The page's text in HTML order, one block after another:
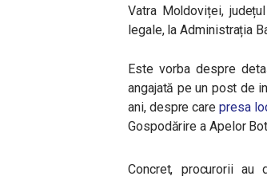
Vatra Moldoviței,
legale, la Administrația
Este vorba despre
angajată pe un post de
ani, despre carepresa
Gospodărire a Apelor
Concret, procurorii au